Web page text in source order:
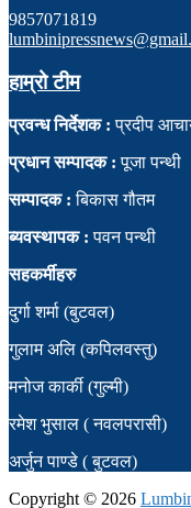
9857071819
हाम्रो टीम
प्रवन्ध निर्देशक : प्रदीप
प्रधान सम्पादक : पूजा पन्थी
सम्पादक :बिकास गौतम
ब्यवस्थापक : पवन पन्थी
सहकर्मीहरु
दुर्गा शर्मा (बुटवल)
गुलाम अलि (कपिलवस्तु)
मनोज कार्की (गुल्मी)
रमेश भुसाल ( नवलपरासी)
अर्जुन पाण्डे ( बुटवल)
Copyright © 2026